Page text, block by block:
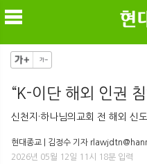
메
“K-이단 해외 인권
신천지·하나님의교회 전 해외 신
현대종교 | 김정수 기자
2026년 05월 12일 11시 18분 입력